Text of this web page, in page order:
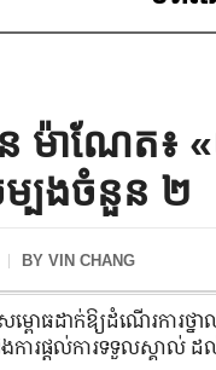
ាណែត៖ «យ
បងចំនួន ២
BY VIN CHANG
សម្ពោធដាក់ឱ្យដំណើរការ
ងការផ្តល់ការទទួលស្គាល់ ដ